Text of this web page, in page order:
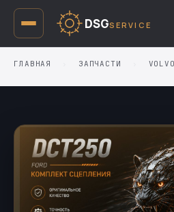
DSGSERVICE
ГЛАВНАЯ ЗАПЧАСТИ